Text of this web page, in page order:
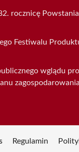
rocznicę
Festiwalu
wglądu
Regulamin